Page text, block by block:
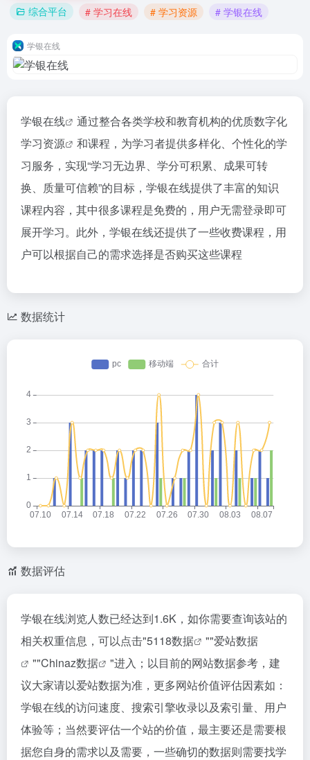
综合平台 # 学习在线 # 学习资源 # 学银在线
学银在线
学银在线
通过整合各类学校和教育机构的优质数字化
学习资源
和课程，为学习者提供多样化、个性化的学
习服务，实现“学习无边界、学分可积累、成果可转
换、质量可信赖”的目标‌，学银在线提供了丰富的知识
课程内容，其中很多课程是免费的，用户无需登录即可
展开学习‌。此外，学银在线还提供了一些收费课程，用
户可以根据自己的需求选择是否购买这些课程‌
数据统计
数据评估
学银在线浏览人数已经达到1.6K，如你需要查询该站的
相关权重信息，可以点击"5118数据 ""爱站数据
""Chinaz数据
"进入；以目前的网站数据参考，建
议大家请以爱站数据为准，更多网站价值评估因素如：
学银在线的访问速度、搜索引擎收录以及索引量、用户
体验等；当然要评估一个站的价值，最主要还是需要根
据您自身的需求以及需要，一些确切的数据则需要找学